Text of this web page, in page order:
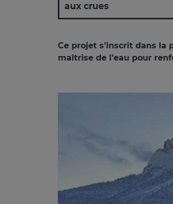
aux crues
Ce projet s’inscrit dans la
maîtrise de l’eau pour